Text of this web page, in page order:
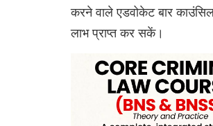
करने वाले एडवोकेट बार
लाभ प्राप्त कर सकें।